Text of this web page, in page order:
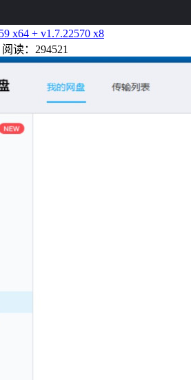
x64 + v1.7.22570 x8
阅读：294521